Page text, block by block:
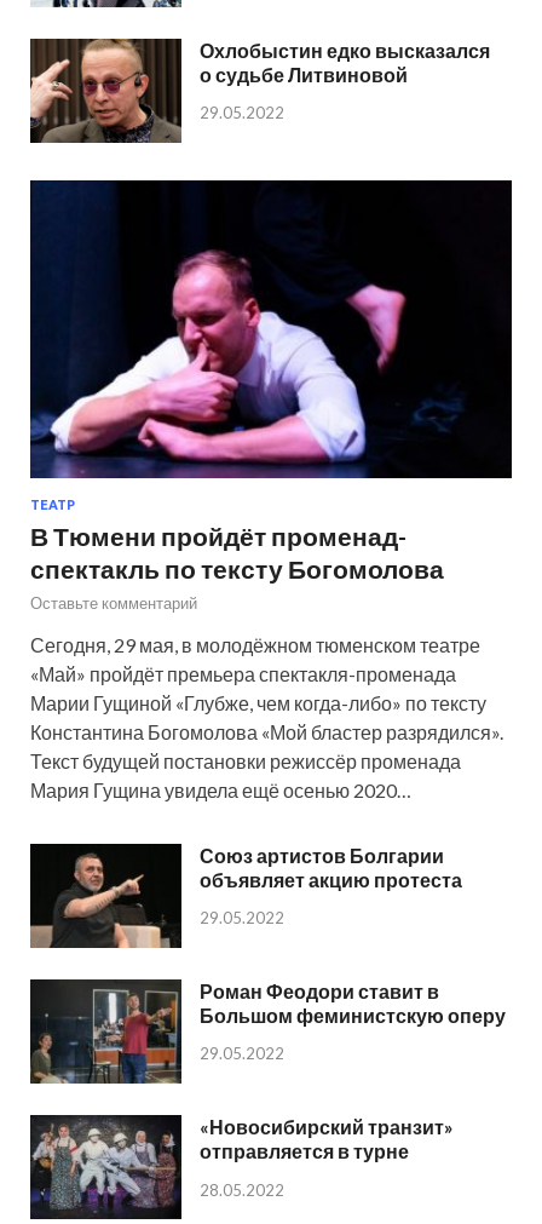
Охлобыстин едко высказался
о судьбе Литвиновой
29.05.2022
ТЕАТР
В Тюмени пройдёт променад-
спектакль по тексту Богомолова
Оставьте комментарий
Сегодня, 29 мая, в молодёжном тюменском театре
«Май» пройдёт премьера спектакля-променада
Марии Гущиной «Глубже, чем когда-либо» по тексту
Константина Богомолова «Мой бластер разрядился».
Текст будущей постановки режиссёр променада
Мария Гущина увидела ещё осенью 2020…
Союз артистов Болгарии
объявляет акцию протеста
29.05.2022
Роман Феодори ставит в
Большом феминистскую оперу
29.05.2022
«Новосибирский транзит»
отправляется в турне
28.05.2022